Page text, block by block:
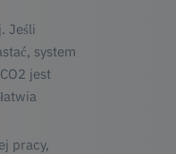
Jeśli
system
jest
pracy,